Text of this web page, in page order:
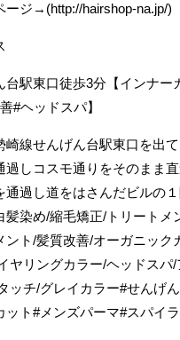
ージ→(http://hairshop-na.jp/)
台駅東口徒歩3分【インナー
#ヘッドスパ】
崎線せんげん台駅東口を出
過しコスモ通りをそのまま
通過し道をはさんだビルの
髪染め/縮毛矯正/トリートメ
ント/髪質改善/オーガニック
ヤリングカラー/ヘッドスパ
ッチ/グレイカラー#せんげ
ット#メンズパーマ#スパイラ